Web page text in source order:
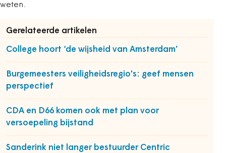
weten.
Gerelateerde artikelen
College hoort ‘de wijsheid van Amsterdam’
Burgemeesters veiligheidsregio's: geef mensen
perspectief
CDA en D66 komen ook met plan voor
versoepeling bijstand
Sanderink niet langer bestuurder Centric